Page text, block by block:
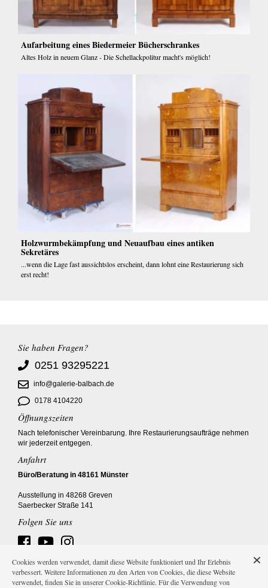
Aufarbeitung eines Biedermeier Bücherschrankes
Altes Holz in neuem Glanz - Die Schellackpolitur macht's möglich!
Holzwurmbekämpfung und Neuaufbau eines antiken
Sekretäres
...wenn die Lage fast aussichtslos erscheint, dann lohnt eine Restaurierung sich
erst recht!
Sie haben Fragen?
0251 93295221
info@galerie-balbach.de
0178 4104220
Öffnungszeiten
Nach telefonischer Vereinbarung. Ihre Restaurierungsaufträge nehmen
wir jederzeit entgegen.
Anfahrt
Büro/Beratung in 48161 Münster
Ausstellung in 48268 Greven
Saerbecker Straße 141
Folgen Sie uns
Cookies werden verwendet, damit diese Website funktioniert und Ihr Erlebnis
verbessert. Weitere Informationen zu den Arten von Cookies, die diese Website
verwendet, finden Sie in unserer Cookie-Richtlinie. Für die Verwendung von